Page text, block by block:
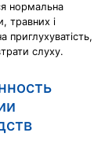
нормальна
травних і
приглухуватість,
слуху.